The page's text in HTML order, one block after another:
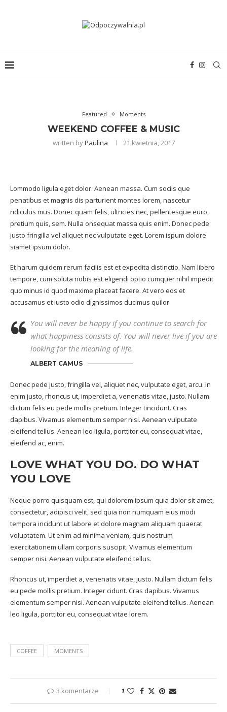
Featured Moments
WEEKEND COFFEE & MUSIC
written byPaulina 21 kwietnia, 2017
Lommodo ligula eget dolor. Aenean massa. Cum sociis que
penatibus et magnis dis parturient montes lorem, nascetur
ridiculus mus. Donec quam felis, ultricies nec, pellentesque euro,
pretium quis, sem. Nulla onsequat massa quis enim. Donec pede
justo fringilla vel aliquet nec vulputate eget. Lorem ispum dolore
siamet ipsum dolor.
Et harum quidem rerum facilis est et expedita distinctio. Nam libero
tempore, cum soluta nobis est eligendi optio cumquer nihil impedit
quo minus id quod maxime placeat facere. At vero eos et
accusamus et iusto odio dignissimos ducimus quilor.
You will never be happy if you continue to search for
what happiness consists of. You will never live if you are
looking for the meaning of life.
ALBERT CAMUS
Donec pede justo, fringilla vel, aliquet nec, vulputate eget, arcu. In
enim justo, rhoncus ut, imperdiet a, venenatis vitae, justo. Nullam
dictum felis eu pede mollis pretium. Integer tincidunt. Cras
dapibus. Vivamus elementum semper nisi. Aenean vulputate
eleifend tellus. Aenean leo ligula, porttitor eu, consequat vitae,
eleifend ac, enim.
LOVE WHAT YOU DO. DO WHAT
YOU LOVE
Neque porro quisquam est, qui dolorem ipsum quia dolor sit amet,
consectetur, adipisci velit, sed quia non numquam eius modi
tempora incidunt ut labore et dolore magnam aliquam quaerat
voluptatem. Ut enim ad minima veniam, quis nostrum
exercitationem ullam corporis suscipit. Vivamus elementum
semper nisi. Aenean vulputate eleifend tellus.
Rhoncus ut, imperdiet a, venenatis vitae, justo. Nullam dictum felis
eu pede mollis pretium. Integer cidunt. Cras dapibus. Vivamus
elementum semper nisi. Aenean vulputate eleifend tellus. Aenean
leo ligula, porttitor eu, consequat vitae lorem.
COFFEE MOMENTS
3 komentarze 1